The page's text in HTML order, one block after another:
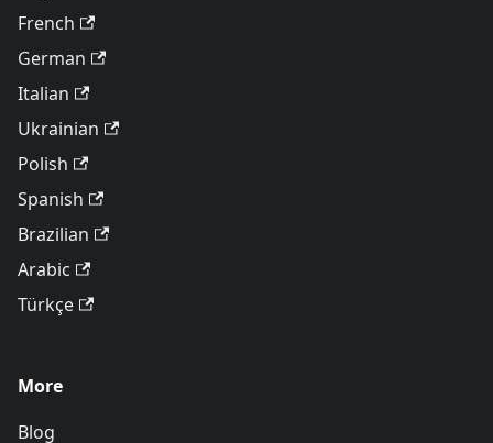
French
German
Italian
Ukrainian
Polish
Spanish
Brazilian
Arabic
Türkçe
More
Blog